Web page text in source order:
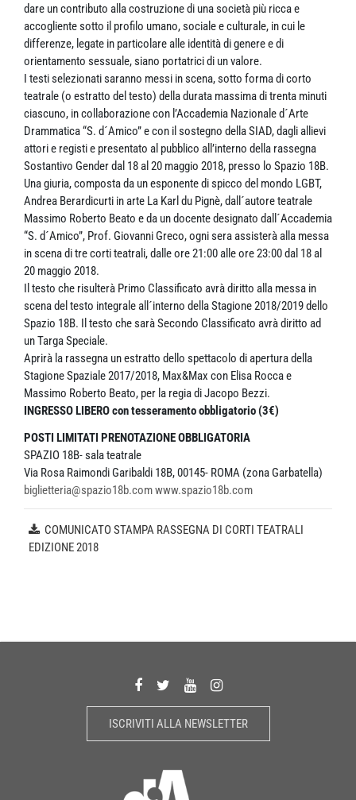
dare un contributo alla costruzione di una società più ricca e
accogliente sotto il profilo umano, sociale e culturale, in cui le
differenze, legate in particolare alle identità di genere e di
orientamento sessuale, siano portatrici di un valore.
I testi selezionati saranno messi in scena, sotto forma di corto
teatrale (o estratto del testo) della durata massima di trenta minuti
ciascuno, in collaborazione con l’Accademia Nazionale d´Arte
Drammatica “S. d´Amico” e con il sostegno della SIAD, dagli allievi
attori e registi e presentato al pubblico all’interno della rassegna
Sostantivo Gender dal 18 al 20 maggio 2018, presso lo Spazio 18B.
Una giuria, composta da un esponente di spicco del mondo LGBT,
Andrea Berardicurti in arte La Karl du Pignè, dall´autore teatrale
Massimo Roberto Beato e da un docente designato dall´Accademia
“S. d´Amico”, Prof. Giovanni Greco, ogni sera assisterà alla messa
in scena di tre corti teatrali, dalle ore 21:00 alle ore 23:00 dal 18 al
20 maggio 2018.
Il testo che risulterà Primo Classificato avrà diritto alla messa in
scena del testo integrale all´interno della Stagione 2018/2019 dello
Spazio 18B. Il testo che sarà Secondo Classificato avrà diritto ad
un Targa Speciale.
Aprirà la rassegna un estratto dello spettacolo di apertura della
Stagione Spaziale 2017/2018, Max&Max con Elisa Rocca e
Massimo Roberto Beato, per la regia di Jacopo Bezzi.
INGRESSO LIBERO con tesseramento obbligatorio (3€)
POSTI LIMITATI PRENOTAZIONE OBBLIGATORIA
SPAZIO 18B- sala teatrale
Via Rosa Raimondi Garibaldi 18B, 00145- ROMA (zona Garbatella)
biglietteria@spazio18b.comwww.spazio18b.com
COMUNICATO STAMPA RASSEGNA DI CORTI TEATRALI
EDIZIONE 2018
ISCRIVITI ALLA NEWSLETTER